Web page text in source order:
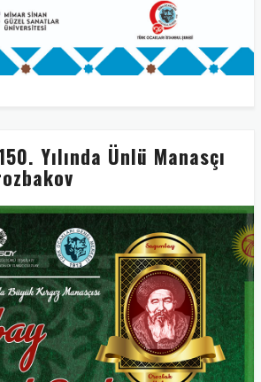
Yılında Ünlü Manasçı